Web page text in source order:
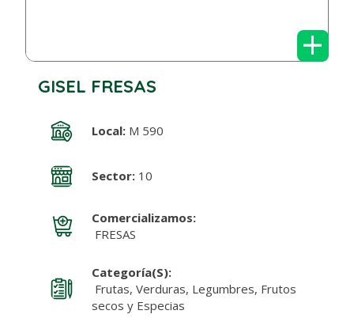
+
GISEL FRESAS
Local:M 590
Sector:10
Comercializamos:
FRESAS
Categoría(s):
Frutas, Verduras, Legumbres, Frutos
secos y Especias